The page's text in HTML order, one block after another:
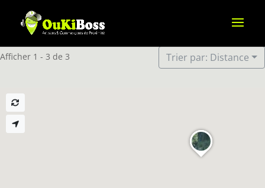
Afficher 1 - 3 de 3 Trier par: Distance